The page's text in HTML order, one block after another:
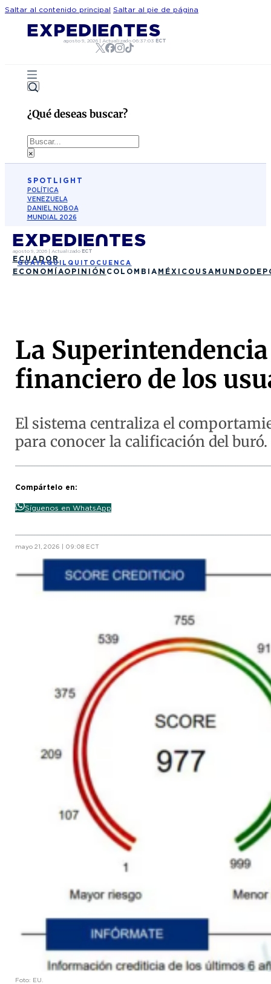
Saltar al contenido principal Saltar al pie de página
agosto 9, 2026 |Actualizado06:37:03 ECT
¿Qué deseas buscar?
Buscar
×
SPOTLIGHT
POLÍTICA
VENEZUELA
DANIEL NOBOA
MUNDIAL 2026
agosto 9, 2026| Actualizado ECT
ECUADOR
GUAYAQUIL QUITO CUENCA
ECONOMÍAOPINIÓN COLOMBIA MÉXICO USA MUNDO
La
financiero de los
El sistema centraliza el
para conocer la calificación del buró.
Compártelo en:
Síguenos en WhatsApp
mayo 21, 2026 | 09:08 ECT
Foto: EU.